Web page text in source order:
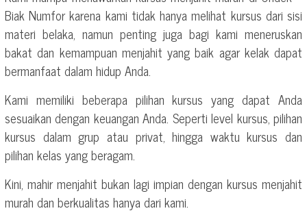
Biak Numfor karena kami tidak hanya melihat kursus dari sisi
materi belaka, namun penting juga bagi kami meneruskan
bakat dan kemampuan menjahit yang baik agar kelak dapat
bermanfaat dalam hidup Anda.
Kami memiliki beberapa pilihan kursus yang dapat Anda
sesuaikan dengan keuangan Anda. Seperti level kursus, pilihan
kursus dalam grup atau privat, hingga waktu kursus dan
pilihan kelas yang beragam.
Kini, mahir menjahit bukan lagi impian dengan kursus menjahit
murah dan berkualitas hanya dari kami.